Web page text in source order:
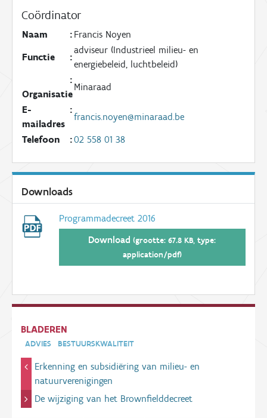
Coördinator
:
Naam
Francis Noyen
:
Functie
adviseur (Industrieel milieu- en
energiebeleid, luchtbeleid)
:
Organisatie
Minaraad
:
E-
mailadres
francis.noyen@minaraad.be
:
Telefoon 02 558 01 38
Downloads
Programmadecreet 2016
Download(grootte: 67.8 KB, type:
application/pdf)
BLADEREN
ADVIES BESTUURSKWALITEIT
Erkenning en subsidiëring van milieu- en
natuurverenigingen
De wijziging van het Brownfielddecreet